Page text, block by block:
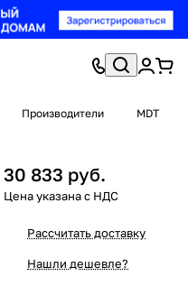
Производители MDT
30 833 руб.
Рассчитать доставку
Нашли дешевле?